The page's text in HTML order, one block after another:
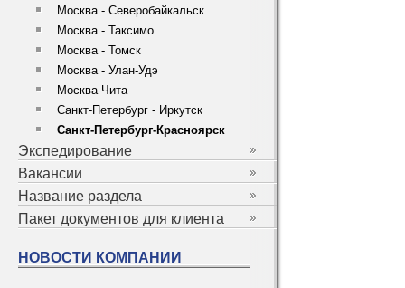
Москва - Северобайкальск
Москва - Таксимо
Москва - Томск
Москва - Улан-Удэ
Москва-Чита
Санкт-Петербург - Иркутск
Санкт-Петербург-Красноярск
Экспедирование
Вакансии
Название раздела
Пакет документов для клиента
НОВОСТИ КОМПАНИИ